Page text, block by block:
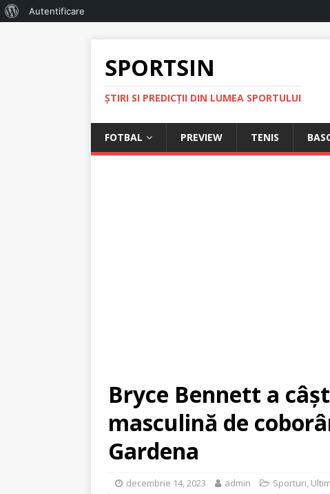
Autentificare
SPORTSIN
ŞTIRI SI PREDICŢII DIN LUMEA SPORTULUI
FOTBAL PREVIEW TENIS
Bryce Bennett a
masculină de
Gardena
decembrie 14, 2023 admin Sporturi,